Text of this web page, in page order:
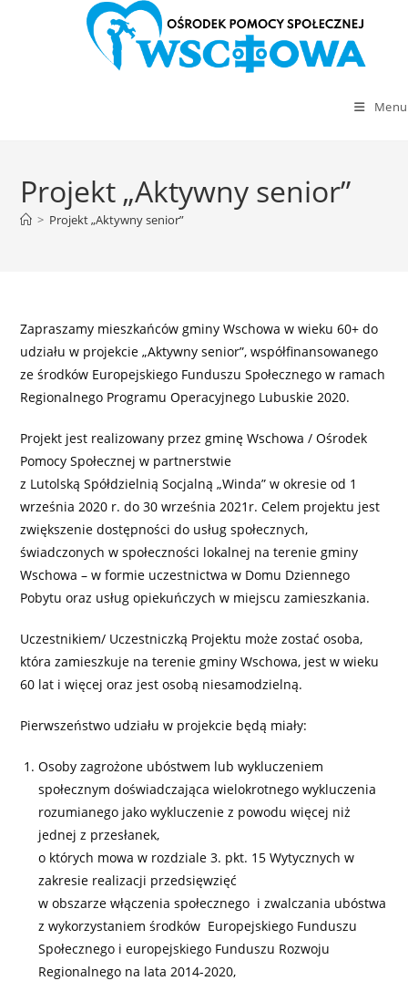
content
Menu
Projekt „Aktywny senior”
> Projekt „Aktywny senior”
Zapraszamy mieszkańców gminy Wschowa w wieku 60+ do
udziału w projekcie „Aktywny senior”, współfinansowanego
ze środków Europejskiego Funduszu Społecznego w ramach
Regionalnego Programu Operacyjnego Lubuskie 2020.
Projekt jest realizowany przez gminę Wschowa / Ośrodek
Pomocy Społecznej w partnerstwie
z Lutolską Spółdzielnią Socjalną „Winda” w okresie od 1
września 2020 r. do 30 września 2021r. Celem projektu jest
zwiększenie dostępności do usług społecznych,
świadczonych w społeczności lokalnej na terenie gminy
Wschowa – w formie uczestnictwa w Domu Dziennego
Pobytu oraz usług opiekuńczych w miejscu zamieszkania.
Uczestnikiem/ Uczestniczką Projektu może zostać osoba,
która zamieszkuje na terenie gminy Wschowa, jest w wieku
60 lat i więcej oraz jest osobą niesamodzielną.
Pierwszeństwo udziału w projekcie będą miały:
Osoby zagrożone ubóstwem lub wykluczeniem
społecznym doświadczająca wielokrotnego wykluczenia
rozumianego jako wykluczenie z powodu więcej niż
jednej z przesłanek,
o których mowa w rozdziale 3. pkt. 15 Wytycznych w
zakresie realizacji przedsięwzięć
w obszarze włączenia społecznego i zwalczania ubóstwa
z wykorzystaniem środków Europejskiego Funduszu
Społecznego i europejskiego Funduszu Rozwoju
Regionalnego na lata 2014-2020,